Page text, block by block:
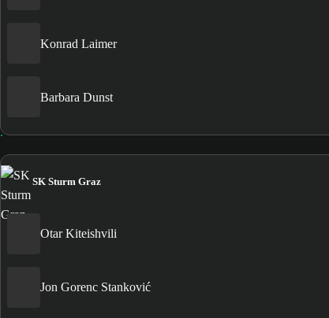
Konrad Laimer
Barbara Dunst
SK Sturm Graz
Otar Kiteishvili
Jon Gorenc Stanković